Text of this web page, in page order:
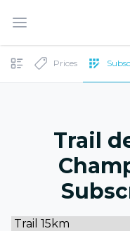
Prices
Trail